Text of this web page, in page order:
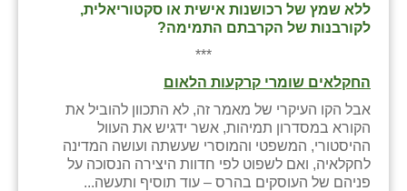
ללא שמץ של רכושנות אישית או סקטוריאלית,
לקורבנות של הקרבתם התמימה?
***
החקלאים שומרי קרקעות הלאום
אבל הקו העיקרי של מאמר זה, לא התכוון להוביל את
הקורא במסדרון תמיהות, אשר ידגיש את העוול
ההיסטורי, המשפטי והמוסרי שעשתה ועושה המדינה
לחקלאיה, ואם לשפוט לפי חדוות היצירה הנסוכה על
פניהם של העוסקים בהרס – עוד תוסיף ותעשה...
רמות השבים
שבי ציון
שדה ורבורג
שדה צבי